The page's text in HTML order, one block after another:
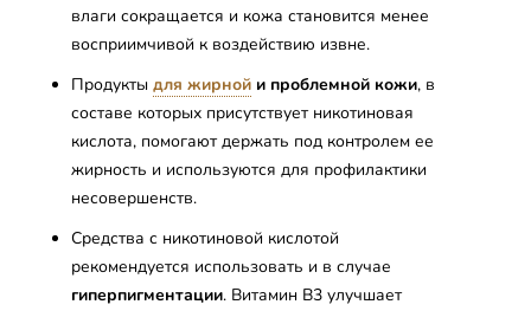
влаги сокращается и кожа становится менее
восприимчивой к воздействию извне.
Продукты для жирной и проблемной кожи, в
составе которых присутствует никотиновая
кислота, помогают держать под контролем ее
жирность и используются для профилактики
несовершенств.
Средства с никотиновой кислотой
рекомендуется использовать и в случае
гиперпигментации. Витамин B3 улучшает